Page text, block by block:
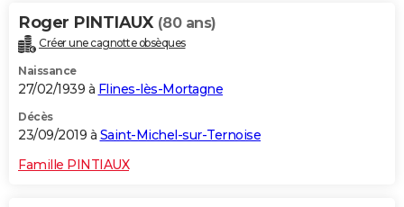
Roger PINTIAUX (80 ans)
Créer une cagnotte obsèques
Naissance
27/02/1939 à Flines-lès-Mortagne
Décès
23/09/2019 à Saint-Michel-sur-Ternoise
Famille PINTIAUX